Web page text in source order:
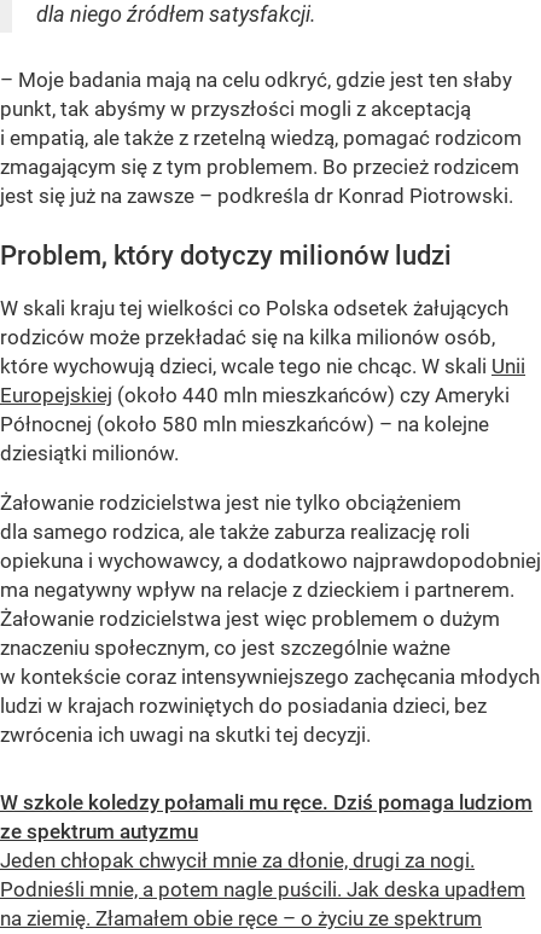
dla niego źródłem satysfakcji.
– Moje badania mają na celu odkryć, gdzie jest ten słaby
punkt, tak abyśmy w przyszłości mogli z akceptacją
i empatią, ale także z rzetelną wiedzą, pomagać rodzicom
zmagającym się z tym problemem. Bo przecież rodzicem
jest się już na zawsze – podkreśla dr Konrad Piotrowski.
Problem, który dotyczy milionów ludzi
W skali kraju tej wielkości co Polska odsetek żałujących
rodziców może przekładać się na kilka milionów osób,
które wychowują dzieci, wcale tego nie chcąc. W skali Unii
Europejskiej (około 440 mln mieszkańców) czy Ameryki
Północnej (około 580 mln mieszkańców) – na kolejne
dziesiątki milionów.
Żałowanie rodzicielstwa jest nie tylko obciążeniem
dla samego rodzica, ale także zaburza realizację roli
opiekuna i wychowawcy, a dodatkowo najprawdopodobniej
ma negatywny wpływ na relacje z dzieckiem i partnerem.
Żałowanie rodzicielstwa jest więc problemem o dużym
znaczeniu społecznym, co jest szczególnie ważne
w kontekście coraz intensywniejszego zachęcania młodych
ludzi w krajach rozwiniętych do posiadania dzieci, bez
zwrócenia ich uwagi na skutki tej decyzji.
W szkole koledzy połamali mu ręce. Dziś pomaga ludziom
ze spektrum autyzmu
Jeden chłopak chwycił mnie za dłonie, drugi za nogi.
Podnieśli mnie, a potem nagle puścili. Jak deska upadłem
na ziemię. Złamałem obie ręce – o życiu ze spektrum